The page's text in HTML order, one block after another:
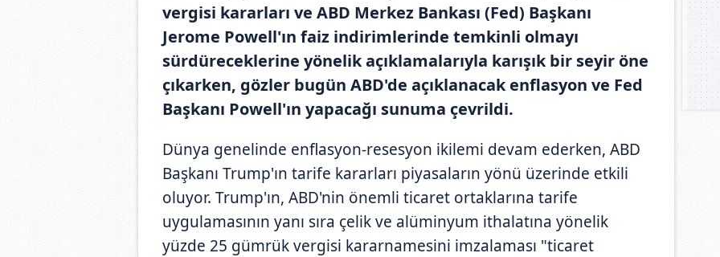
vergisi kararları ve ABD Merkez Bankası (Fed) Başkanı
Jerome Powell'ın faiz indirimlerinde temkinli olmayı
sürdüreceklerine yönelik açıklamalarıyla karışık bir seyir öne
çıkarken, gözler bugün ABD'de açıklanacak enflasyon ve Fed
Başkanı Powell'ın yapacağı sunuma çevrildi.
Dünya genelinde enflasyon-resesyon ikilemi devam ederken, ABD
Başkanı Trump'ın tarife kararları piyasaların yönü üzerinde etkili
oluyor. Trump'ın, ABD'nin önemli ticaret ortaklarına tarife
uygulamasının yanı sıra çelik ve alüminyum ithalatına yönelik
yüzde 25 gümrük vergisi kararnamesini imzalaması "ticaret